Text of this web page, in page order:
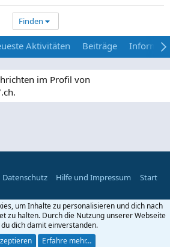
Finden
Aktivitäten Beiträge
im Profil von
Datenschutz Hilfe und Impressum Start
um Inhalte zu personalisieren und dich nach
zu halten. Durch die Nutzung unserer Webseite
dich damit einverstanden.
Erfahre mehr…